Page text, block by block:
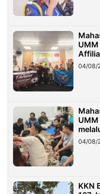
UMM
04/08/
di
04/08/
KKN